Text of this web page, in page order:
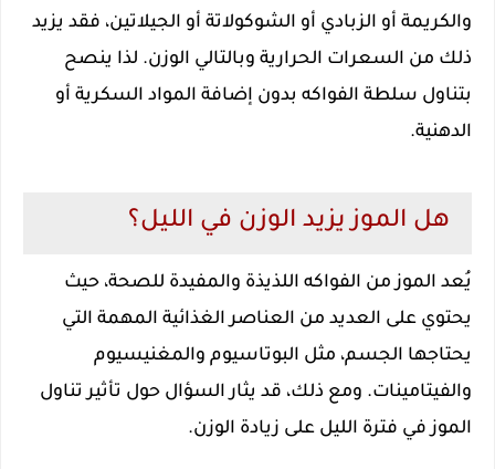
والكريمة أو الزبادي أو الشوكولاتة أو الجيلاتين، فقد يزيد
ذلك من السعرات الحرارية وبالتالي الوزن. لذا ينصح
بتناول سلطة الفواكه بدون إضافة المواد السكرية أو
الدهنية.
هل الموز يزيد الوزن في الليل؟
يُعد الموز من الفواكه اللذيذة والمفيدة للصحة، حيث
يحتوي على العديد من العناصر الغذائية المهمة التي
يحتاجها الجسم، مثل البوتاسيوم والمغنيسيوم
والفيتامينات. ومع ذلك، قد يثار السؤال حول تأثير تناول
الموز في فترة الليل على زيادة الوزن.